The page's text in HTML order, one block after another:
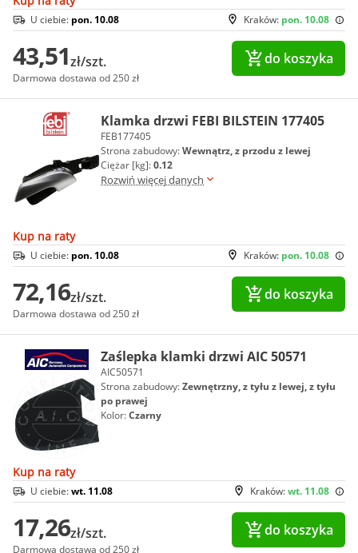
Kraków: pon. 10.08
U ciebie: pon. 10.08
43,51zł/szt.
Darmowa dostawa od 250 zł
do koszyka
Klamka drzwi FEBI BILSTEIN 177405
FEB177405
Strona zabudowy:Wewnątrz, z przodu z lewej
Ciężar [kg]:0.12
Rozwiń więcej danych
Kup na raty
Kraków: pon. 10.08
U ciebie: pon. 10.08
72,16zł/szt.
Darmowa dostawa od 250 zł
do koszyka
Zaślepka klamki drzwi AIC 50571
AIC50571
Strona zabudowy:Zewnętrzny, z tyłu z lewej, z tyłu
po prawej
Kolor:Czarny
Kup na raty
Kraków:wt. 11.08
U ciebie:wt. 11.08
17,26zł/szt.
Darmowa dostawa od 250 zł
do koszyka